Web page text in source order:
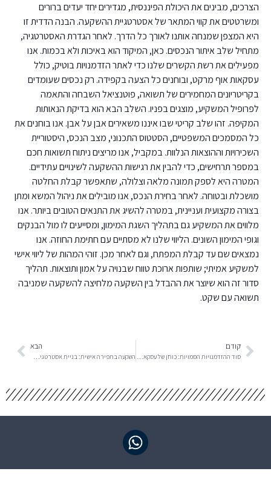
הצרכים, מבינים את היכולת הפיננסית, מגדירים יחד יעדים ברורים
ומשרטטים את קווי המתאר של אסטרטגיית ההשקעה. הבנה הדדית זו
היא המצפן שמנחה אותנו לאורך כל הדרך. לאחר הגדרת האסטרטגיה,
מתחיל שלב איתור הנכסים. כאן, המיקוד הוא באיכות ולא בכמות. אנו
מפעילים את רשת הקשרים שלנו כדי לאתר הזדמנויות בוטיק, כולל
עסקאות אוף מרקט, ובוחנים כל הצעה בקפידה. רק נכסים שעומדים
בקריטריונים המחמירים של תשואה, פוטנציאל השבחה והתאמה
לפרופיל המשקיע, מוצגים בפניו. השלב הבא הוא בדיקת הנאותות
המקיפה. זהו שלב קריטי שבו איננו משאירים אבן על אבן. אנו בוחנים את
כל המסמכים המשפטיים, הסטטוס התכנוני, מצב הנכס, היסטוריית
השכירויות וההוצאות הנלוות. במקביל, אנו מריצים ניתוח תשואות חכם
במספר תרחישים, כדי להבין את רגישות ההשקעה לשינויים עתידיים.
המטרה היא לספק תמונה מלאה וצלולה, שתאפשר קבלת החלטה
מושכלת ובטוחה. לאחר בחירת הנכס, אנו מובילים את ניהול המשא ומתן
בצורה מקצועית ועניינית, במטרה להשיג את התנאים הטובים ביותר. אנו
מלווים את המשקיע גם בתהליך השגת המימון, ומסייעים לו מול הבנקים
וגופי המימון השונים. הליווי שלנו לא מסתיים עם חתימת החוזה. אנו
נמצאים שם עד קבלת המפתח, וגם לאחר מכן. זוהי המהות של ליווי אישי
למשקיע אמיתי; שותפות ארוכת טווח שבנויה על אמון ותוצאות. תהליך
סדור זה הוא שיוצר את ההבדל בין השקעה מלחיצה להשקעה שמניבה
תשואה עם שקט.
קודם
סוד ההזדמנויות הסמויות: כוחן של עסקאות אוף מרקט
הבא
השקעה בתפירה אישית: בניית אסטרטגיה מותאמת למשקיע